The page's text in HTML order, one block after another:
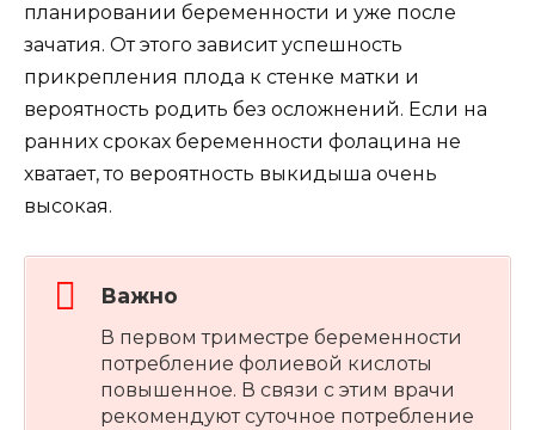
планировании беременности и уже после
зачатия. От этого зависит успешность
прикрепления плода к стенке матки и
вероятность родить без осложнений. Если на
ранних сроках беременности фолацина не
хватает, то вероятность выкидыша очень
высокая.
Важно
В первом триместре беременности
потребление фолиевой кислоты
повышенное. В связи с этим врачи
рекомендуют суточное потребление